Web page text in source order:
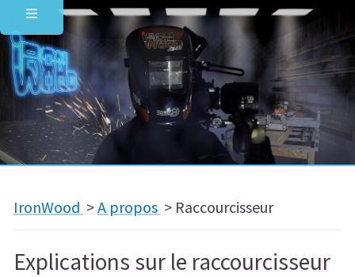
IronWood >A propos > Raccourcisseur
Explications sur le raccourcisseur